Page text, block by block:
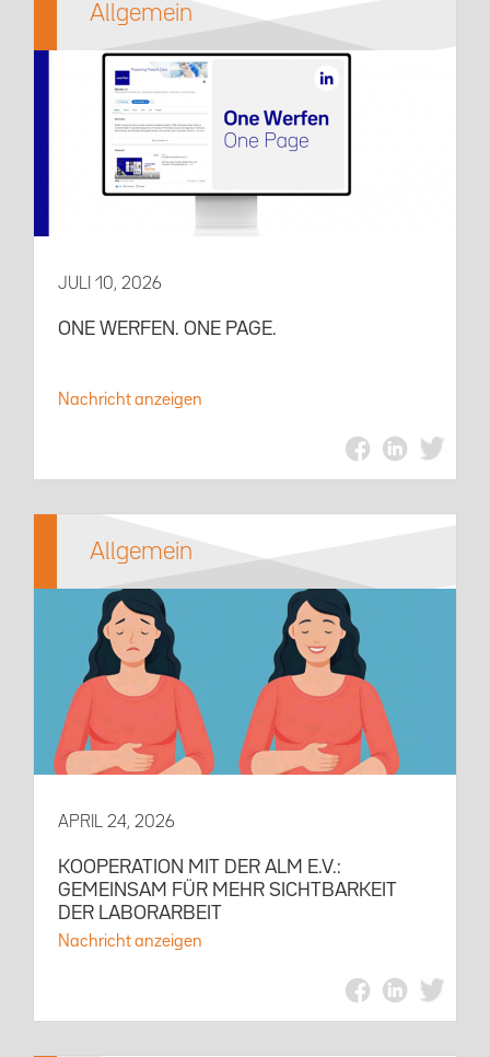
Allgemein
JULI 10, 2026
ONE WERFEN. ONE PAGE.
Nachricht anzeigen
Allgemein
APRIL 24, 2026
KOOPERATION MIT DER ALM E.V.:
GEMEINSAM FÜR MEHR SICHTBARKEIT
DER LABORARBEIT
Nachricht anzeigen